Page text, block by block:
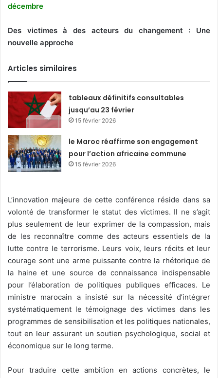
décembre
Des victimes à des acteurs du changement : Une
nouvelle approche
Articles similaires
tableaux définitifs consultables
jusqu’au 23 février
15 février 2026
le Maroc réaffirme son engagement
pour l’action africaine commune
15 février 2026
L’innovation majeure de cette conférence réside dans sa
volonté de transformer le statut des victimes. Il ne s’agit
plus seulement de leur exprimer de la compassion, mais
de les reconnaître comme des acteurs essentiels de la
lutte contre le terrorisme. Leurs voix, leurs récits et leur
courage sont une arme puissante contre la rhétorique de
la haine et une source de connaissance indispensable
pour l’élaboration de politiques publiques efficaces. Le
ministre marocain a insisté sur la nécessité d’intégrer
systématiquement le témoignage des victimes dans les
programmes de sensibilisation et les politiques nationales,
tout en leur assurant un soutien psychologique, social et
économique sur le long terme.
Pour traduire cette ambition en actions concrètes, le